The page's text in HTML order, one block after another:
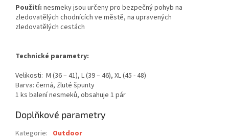
Použití: nesmeky jsou určeny pro bezpečný pohyb na
zledovatělých chodnících ve městě, na upravených
zledovatělých cestách
Technické parametry:
Velikosti: M (36 – 41), L (39 – 46), XL (45 - 48)
Barva: černá, žluté špunty
1 ks balení nesmeků, obsahuje 1 pár
Doplňkové parametry
Kategorie: Outdoor